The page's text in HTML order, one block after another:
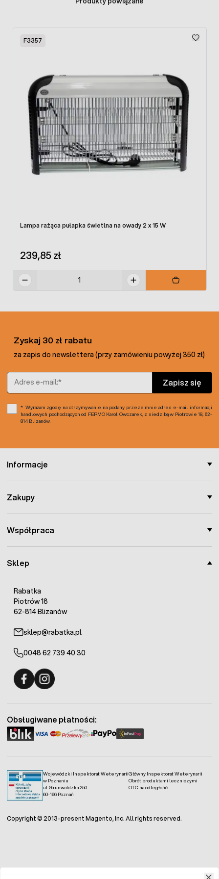
Pułapka lepowa jest odporna na szkodliwe warunki
atmosferyczne, takie jak deszcz, wiatr, czy promienie UV.
Skład kleju jest naturalny, nie zawiera substancji
chemicznych, dzięki czemupułapka monitorująca może
być stosowana w uprawach ekologicznych.Pułapki lepowe
przeznaczone do rozwieszania, w komplecie sznurki
wierzchołkiem roślin. W miarę możliwości należy
liści, łodygi, kwiatów, owoców czy nasion.
Wydajność: 5 szt tablic na 25 m2
F3357
Lampa rażąca pułapka świetlna na owady 2 x 15 W
239,85 zł
Sklep
Rabatka
Piotrów 18
62-814 Blizanów
sklep@rabatka.pl
0048 62 739 40 30
Informacje
Zakupy
Współpraca
Zyskaj 30 zł rabatu
za zapis do newslettera (przy zamówieniu powyżej 350 zł)
Adres e-mail
Zapisz się
Wyrażam zgodę na otrzymywanie na podany przeze mnie adres e-mail informacji
handlowych pochodzących od FERMO Karol Owczarek, z siedzibą w Piotrowie 18, 62-
814 Blizanów.
Wojewódzki Inspektorat Weterynarii
w Poznaniu
ul. Grunwaldzka 250
60-166 Poznań
Główny Inspektorat Weterynarii
Obrót produktami leczniczymi
OTC na odległość
Obsługiwane płatności:
Copyright © 2013-present Magento, Inc. All rights reserved.